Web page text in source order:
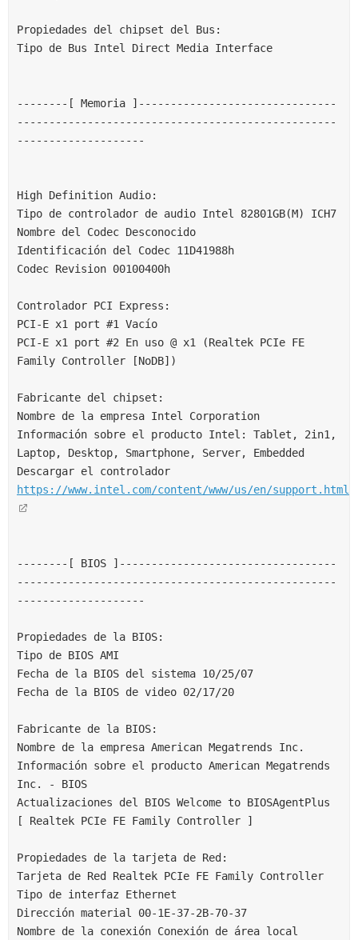
Propiedades del chipset del Bus:
Tipo de Bus Intel Direct Media Interface
--------[ Memoria ]-------------------------------
--------------------------------------------------
--------------------
High Definition Audio:
Tipo de controlador de audio Intel 82801GB(M) ICH7
Nombre del Codec Desconocido
Identificación del Codec 11D41988h
Codec Revision 00100400h
Controlador PCI Express:
PCI-E x1 port #1 Vacío
PCI-E x1 port #2 En uso @ x1 (Realtek PCIe FE
Family Controller [NoDB])
Fabricante del chipset:
Nombre de la empresa Intel Corporation
Información sobre el producto Intel: Tablet, 2in1,
Laptop, Desktop, Smartphone, Server, Embedded
https://www.intel.com/content/www/us/en/support.html
--------[ BIOS ]----------------------------------
--------------------------------------------------
--------------------
Propiedades de la BIOS:
Tipo de BIOS AMI
Fecha de la BIOS del sistema 10/25/07
Fecha de la BIOS de video 02/17/20
Fabricante de la BIOS:
Nombre de la empresa American Megatrends Inc.
Información sobre el producto American Megatrends
Inc. - BIOS
Actualizaciones del BIOS Welcome to BIOSAgentPlus
[ Realtek PCIe FE Family Controller ]
Propiedades de la tarjeta de Red:
Tarjeta de Red Realtek PCIe FE Family Controller
Tipo de interfaz Ethernet
Dirección material 00-1E-37-2B-70-37
Nombre de la conexión Conexión de área local